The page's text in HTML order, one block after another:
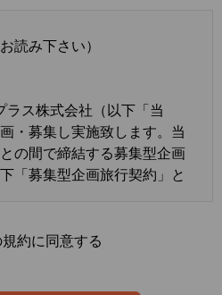
読み下さい）
ラス株式会社（以下「当
・募集し実施致します。当
の間で締結する募集型企画
「募集型企画旅行契約」と
習によるものとします。
約に同意する